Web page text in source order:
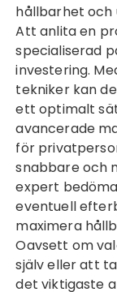
hållbarhet och
Att anlita en
specialiserad
investering.
tekniker kan
ett optimalt
avancerade
för
snabbare och
expert
eventuell
maximera
Oavsett om
själv eller att
det viktigaste